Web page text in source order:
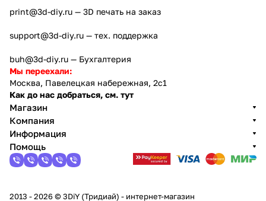
print@3d-diy.ru — 3D печать на заказ
support@3d-diy.ru — тех. поддержка
buh@3d-diy.ru — Бухгалтерия
Мы переехали:
Москва, Павелецкая набережная, 2с1
Как до нас добраться, см. тут
Магазин
Компания
Информация
Помощь
2013 - 2026 © 3DiY (Тридиай) - интернет-магазин